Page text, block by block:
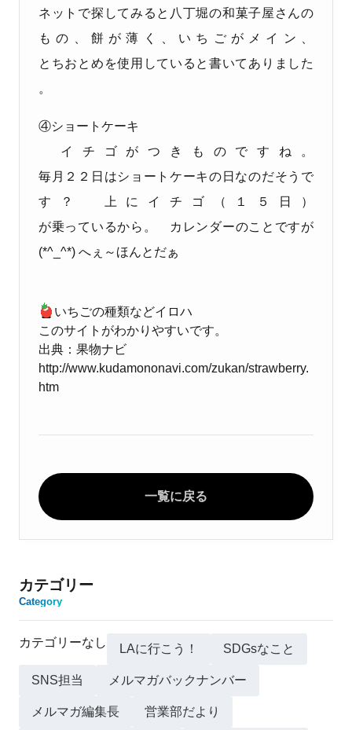
ネットで探してみると 八丁堀の和菓子屋さんの
もの、餅が薄く、いちごがメイン、
とちおとめを使用していると書いてありました
。
④ショートケーキ
イチゴがつきものですね。
毎月２２日はショートケーキの日なのだそうで
す？ 上にイチゴ（１５日）
が乗っているから。
カレンダーのことですが
(*^_^*) へぇ～ほんとだぁ
いちごの種類などイロハ
このサイトがわかりやすいです。
出典：果物ナビ
http://www.kudamononavi.com/zukan/strawberry.
htm
一覧に戻る
カテゴリー
Category
カテゴリーなし LAに行こう！ SDGsなこと
SNS担当 メルマガバックナンバー
メルマガ編集長 営業部だより